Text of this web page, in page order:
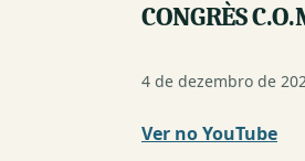
CONGRÈS
4 de dezembro de
Ver no YouTube
(nova